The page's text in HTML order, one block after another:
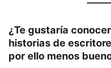
¿Te gustaría
historias de
por ello menos